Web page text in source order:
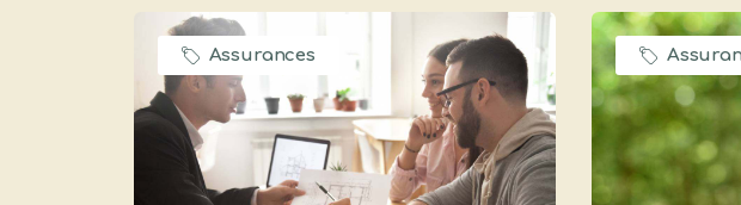
Assurances